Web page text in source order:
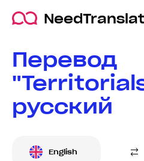
Перевод
русский
English